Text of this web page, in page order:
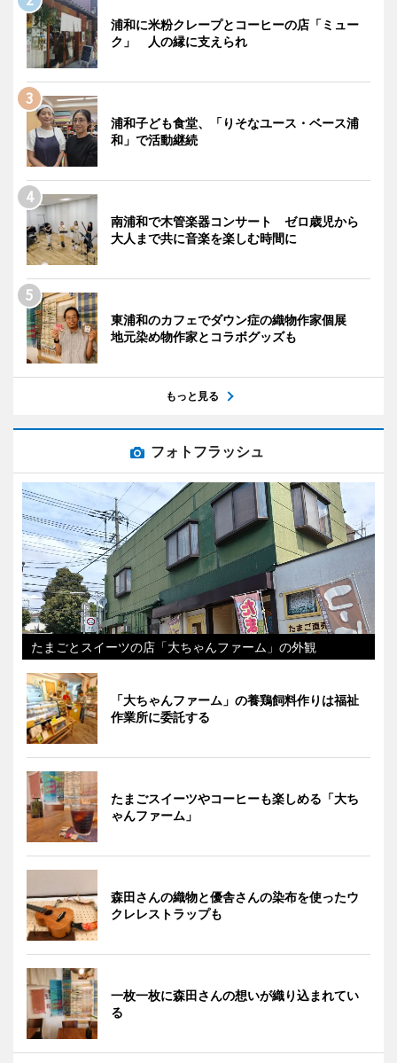
浦和に米粉クレープとコーヒーの店「ミュー
ク」 人の縁に支えられ
浦和子ども食堂、「りそなユース・ベース浦
和」で活動継続
南浦和で木管楽器コンサート ゼロ歳児から
大人まで共に音楽を楽しむ時間に
東浦和のカフェでダウン症の織物作家個展
地元染め物作家とコラボグッズも
もっと見る
フォトフラッシュ
たまごとスイーツの店「大ちゃんファーム」の外観
「大ちゃんファーム」の養鶏飼料作りは福祉
作業所に委託する
たまごスイーツやコーヒーも楽しめる「大ち
ゃんファーム」
森田さんの織物と優舎さんの染布を使ったウ
クレレストラップも
一枚一枚に森田さんの想いが織り込まれてい
る